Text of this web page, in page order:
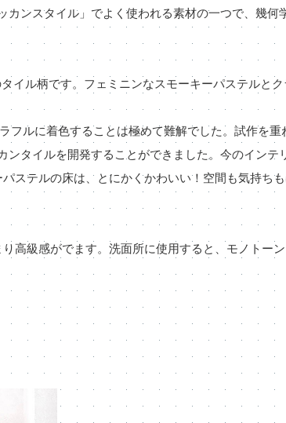
ンスタイル」でよく使われる素材の一つで、幾何
イル柄です。フェミニンなスモーキーパステルと
フルに着色することは極めて難解でした。試作を重
タイルを開発することができました。今のインテ
ステルの床は、とにかくかわいい！空間も気持ち
高級感がでます。洗面所に使用すると、モノトー